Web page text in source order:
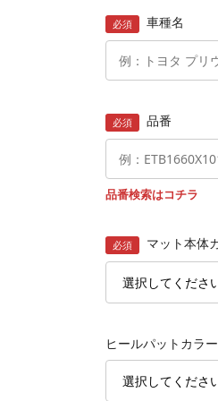
必須 車種名
必須 品番
品番検索はコチラ
必須 マット本体
ヒールパットカラー